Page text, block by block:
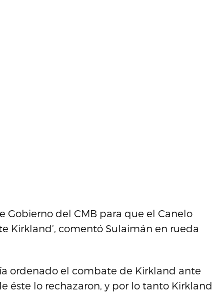
Gobierno del CMB para que el Canelo
Kirkland’, comentó Sulaimán en rueda
ordenado el combate de Kirkland ante
éste lo rechazaron, y por lo tanto Kirkland